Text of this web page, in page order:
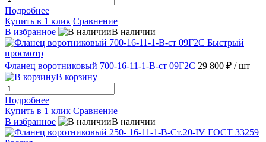
Подробнее
Купить в 1 клик Сравнение
В избранное
В наличии
Быстрый
просмотр
Фланец воротниковый 700-16-11-1-B-ст 09Г2С 29 800 ₽ / шт
В корзину
Подробнее
Купить в 1 клик Сравнение
В избранное
В наличии